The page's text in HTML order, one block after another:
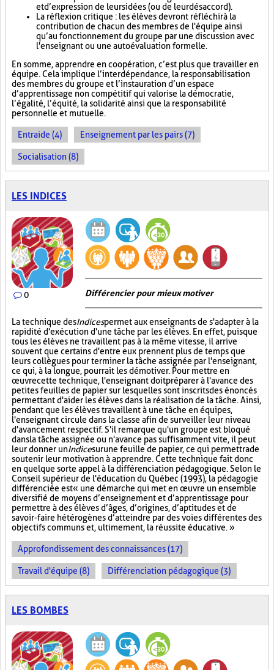
et d’expression de leurs idées (ou de leur désaccord).
La réflexion critique : les élèves devront réfléchir à la
contribution de chacun des membres de l'équipe ainsi
qu’au fonctionnement du groupe par une discussion avec
l'enseignant ou une autoévaluation formelle.
En somme, apprendre en coopération, c’est plus que travailler en
équipe. Cela implique l’interdépendance, la responsabilisation
des membres du groupe et l’instauration d’un espace
d’apprentissage non compétitif qui valorise la démocratie,
l’égalité, l’équité, la solidarité ainsi que la responsabilité
personnelle et mutuelle.
Entraide (4) Enseignement par les pairs (7)
Socialisation (8)
LES INDICES
0 Différencier pour mieux motiver
La technique desIndicespermet aux enseignants de s'adapter à la
rapidité d'exécution d'une tâche par les élèves. En effet, puisque
tous les élèves ne travaillent pas à la même vitesse, il arrive
souvent que certains d'entre eux prennent plus de temps que
leurs collègues pour terminer la tâche assignée par l'enseignant,
ce qui, à la longue, pourrait les démotiver. Pour mettre en
œuvre cette technique, l'enseignant doit préparer à l'avance des
petites feuilles de papier sur lesquelles sont inscrits des énoncés
permettant d'aider les élèves dans la réalisation de la tâche. Ainsi,
pendant que les élèves travaillent à une tâche en équipes,
l'enseignant circule dans la classe afin de surveiller leur niveau
d'avancement respectif. S'il remarque qu'un groupe est bloqué
dans la tâche assignée ou n'avance pas suffisamment vite, il peut
leur donner unIndicesurune feuille de papier, ce qui permettra de
soutenir leur motivation à apprendre. Cette technique fait donc
en quelque sorte appel à la différenciation pédagogique. Selon le
Conseil supérieur de l'éducation du Québec (1993), la pédagogie
différenciée est « une démarche qui met en œuvre un ensemble
diversifié de moyens d’enseignement et d’apprentissage pour
permettre à des élèves d’âges, d’origines, d’aptitudes et de
savoir-faire hétérogènes d’atteindre par des voies différentes des
objectifs communs et, ultimement, la réussite éducative. »
Approfondissement des connaissances (17)
Travail d'équipe (8) Différenciation pédagogique (3)
LES BOMBES